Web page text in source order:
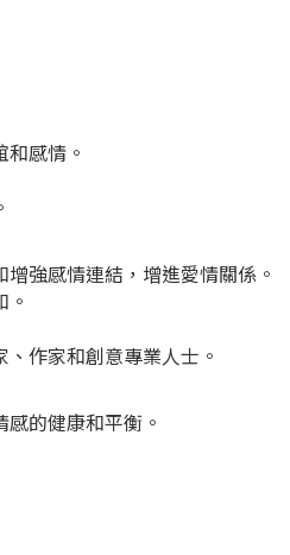
感情。
強感情連結，增進愛情關係。
作家和創意專業人士。
的健康和平衡。